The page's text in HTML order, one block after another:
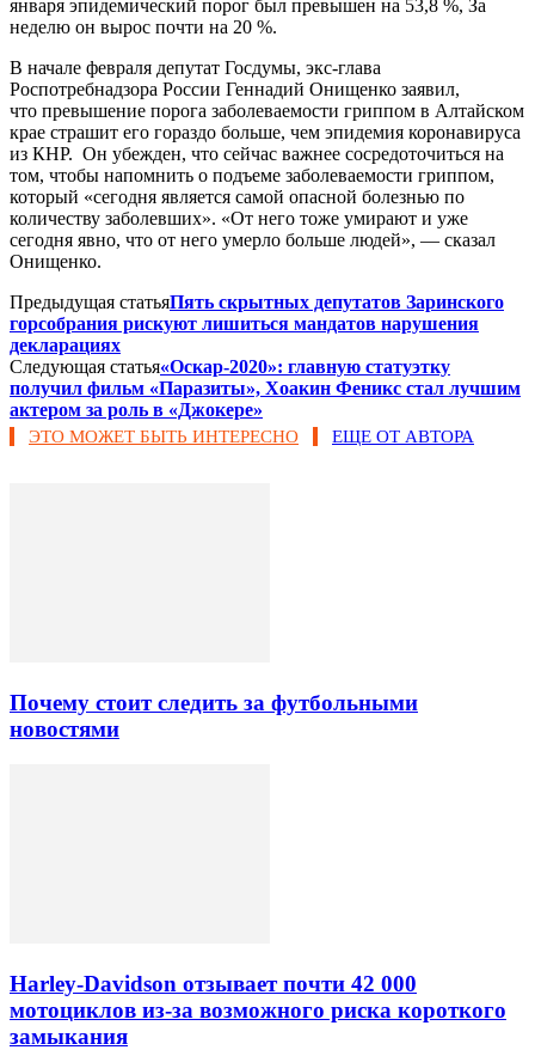
января эпидемический порог был превышен на 53,8 %, За
неделю он вырос почти на 20 %.
В начале февраля депутат Госдумы, экс-глава
Роспотребнадзора России Геннадий Онищенко заявил,
что превышение порога заболеваемости гриппом в Алтайском
крае страшит его гораздо больше, чем эпидемия коронавируса
из КНР. Он убежден, что сейчас важнее сосредоточиться на
том, чтобы напомнить о подъеме заболеваемости гриппом,
который «сегодня является самой опасной болезнью по
количеству заболевших». «От него тоже умирают и уже
сегодня явно, что от него умерло больше людей», — сказал
Онищенко.
Предыдущая статьяПять скрытных депутатов Заринского
горсобрания рискуют лишиться мандатов нарушения
декларациях
Следующая статья«Оскар-2020»: главную статуэтку
получил фильм «Паразиты», Хоакин Феникс стал лучшим
актером за роль в «Джокере»
ЭТО МОЖЕТ БЫТЬ ИНТЕРЕСНО ЕЩЕ ОТ АВТОРА
Почему стоит следить за футбольными
новостями
Harley-Davidson отзывает почти 42 000
мотоциклов из-за возможного риска короткого
замыкания